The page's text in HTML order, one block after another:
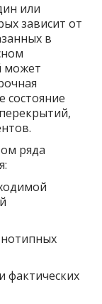
или
зависит от
в
может
состояние
ряда
фактических